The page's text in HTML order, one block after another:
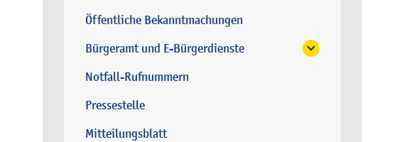
Öffentliche Bekanntmachungen
Bürgeramt und E-Bürgerdienste
Notfall-Rufnummern
Pressestelle
Mitteilungsblatt